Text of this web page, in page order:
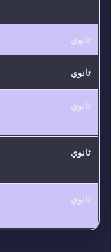
ثانوي
ثانوي
ثانوي
ثانوي
ثانوي